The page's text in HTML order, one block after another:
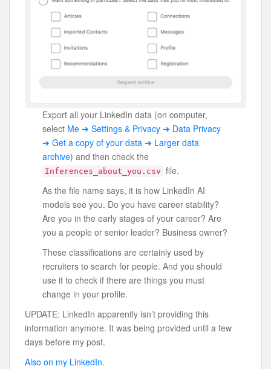
Export all your LinkedIn data (on computer,
select Me ➔ Settings & Privacy ➔ Data Privacy
➔ Get a copy of your data ➔ Larger data
archive) and then check the
Inferences_about_you.csv file.
As the file name says, it is how LinkedIn AI
models see you. Do you have career stability?
Are you in the early stages of your career? Are
you a people or senior leader? Business owner?
These classifications are certainly used by
recruiters to search for people. And you should
use it to check if there are things you must
change in your profile.
UPDATE: LinkedIn apparently isn’t providing this
information anymore. It was being provided until a few
days before my post.
Also on my LinkedIn.